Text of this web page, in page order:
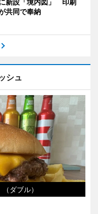
共同で奉納
シュ
ダブル）